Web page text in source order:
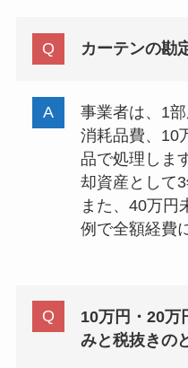
カーテンの勘
事業者は、1
消耗品費、10
品で処理しま
却資産として3
また、40万円
例で全額経費
10万円・20万
みと税抜きの